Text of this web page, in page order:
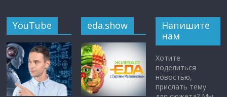
YouTube eda.show
Напишите
нам
Хотите
поделиться
новостью,
прислать тему